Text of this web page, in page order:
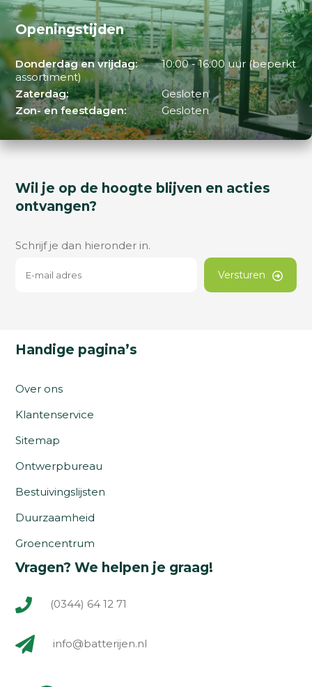
Openingstijden
Donderdag en vrijdag:
10:00 - 16:00 uur (beperkt
assortiment)
Zaterdag:
Gesloten
Zon- en feestdagen:
Gesloten
Wil je op de hoogte blijven en acties
ontvangen?
Schrijf je dan hieronder in.
Versturen
Handige pagina’s
Over ons
Klantenservice
Sitemap
Ontwerpbureau
Bestuivingslijsten
Duurzaamheid
Groencentrum
Vragen? We helpen je graag!
(0344) 64 12 71
info@batterijen.nl